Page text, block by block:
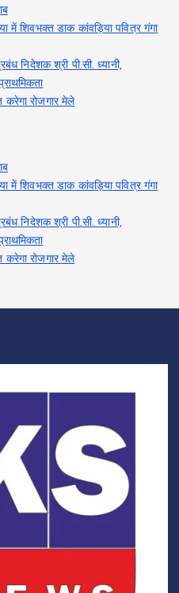
में शिवभक्त डाक कांवड़िया पवित्र गंगा
निदेशक श्री पी.सी. ध्यानी,
करेगा रोजगार मेले
में शिवभक्त डाक कांवड़िया पवित्र गंगा
निदेशक श्री पी.सी. ध्यानी,
करेगा रोजगार मेले